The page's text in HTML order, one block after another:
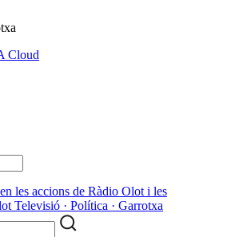
Cloud
les accions de Ràdio Olot i les
Televisió · Política · Garrotxa